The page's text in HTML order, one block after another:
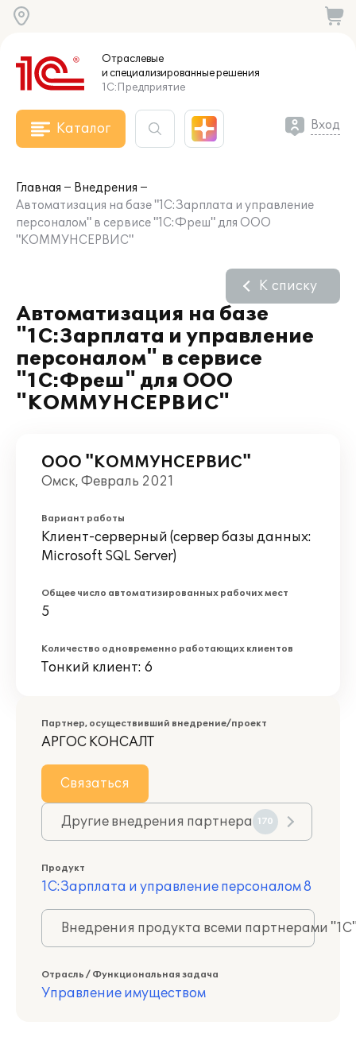
Отраслевые
и специализированныерешения
1С:Предприятие
Каталог Вход
Главная
Внедрения
Автоматизация на базе "1С:Зарплата и управление
персоналом" в сервисе "1С:Фреш" для ООО
"КОММУНСЕРВИС"
Автоматизация на базе
"1С:Зарплата и управление
персоналом" в сервисе
"1С:Фреш" для ООО
"КОММУНСЕРВИС"
К списку
ООО "КОММУНСЕРВИС"
Омск, Февраль 2021
Вариант работы
Клиент-серверный (сервер базы данных:
Microsoft SQL Server)
Общее число автоматизированных рабочих мест
5
Количество одновременно работающих клиентов
Тонкий клиент: 6
Партнер, осуществивший внедрение/проект
АРГОС КОНСАЛТ
Связаться
Другие внедрения партнера 170
Продукт
1С:Зарплата и управление персоналом 8
Внедрения продукта всеми партнерами
Отрасль / Функциональная задача
Управление имуществом